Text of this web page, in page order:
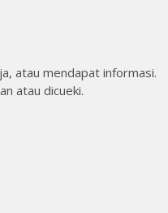
atau mendapat informasi.
atau dicueki.